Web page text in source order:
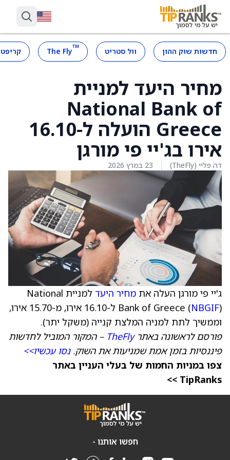
חדשות שוק ההון וול סטריט ™
The Fly
מחיר היעד למניית
National Bank of
Greece הועלה ל-16.10
אירו בג'יי פי מורגן
דה פליי (TheFly) 23 במרץ 2026
ג'יי פי מורגן העלה את מחיר היעד
למניית National
Bank of Greece (NBGIF
) ל-16.10 אירו, מ-15.70 אירו,
וממשיך לתת למניה המלצת קנייה (משקל יתר).
פורסם לראשונה באתרTheFly – המקור המוביל לחדשות
פיננסיות בזמן אמת שמניעות את השוק.נסו עכשיו>>
צפו במניות החמות של בעלי העניין באתר
TipRanks >>
חפשו אותנו -